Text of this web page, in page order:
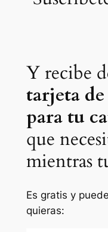
Y recibe
tarjeta
para tu
que
mientras
Es gratis y
quieras: